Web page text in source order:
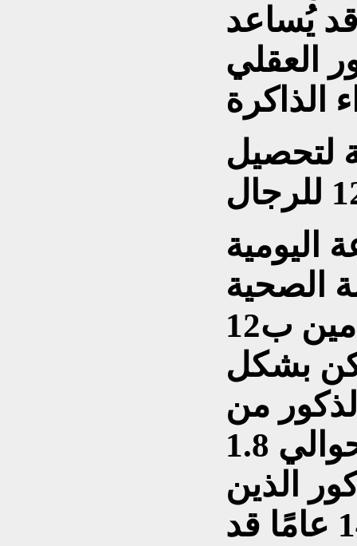
مع الأوميغا 3 قد يُساعد
العقلي
لتحصيل
اليومية
الصحية
للشخص ومستويات فيتامين ب12
بشكل
من
سن 9 - 13 عامًا حوالي 1.8
الذين
تزيد أعمارهم عن 14 عامًا قد